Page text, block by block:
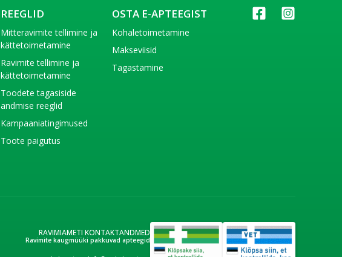
REEGLID
Mitteravimite tellimine ja
kättetoimetamine
Ravimite tellimine ja
kättetoimetamine
Toodete tagasiside
andmise reeglid
Kampaaniatingimused
Toote paigutus
OSTA E-APTEEGIST
Kohaletoimetamine
Makseviisid
Tagastamine
RAVIMIAMETI KONTAKTANDMED
Ravimite kaugmüüki pakkuvad apteegid